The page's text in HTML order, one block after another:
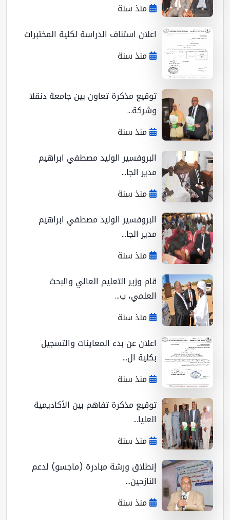
منذ سنة
اعلان استناف الدراسة لكلية المختبرات
منذ سنة
توقيع مذكرة تعاون بين جامعة دنقلا
وشركة...
منذ سنة
البروفسير الوليد مصطفي ابراهيم
مدير الجا...
منذ سنة
البروفسير الوليد مصطفي ابراهيم
مدير الجا...
منذ سنة
قام وزير التعليم العالي والبحث
العلمي، ب...
منذ سنة
اعلان عن بدء المعاينات والتسجيل
بكلية ال...
منذ سنة
توقيع مذكرة تفاهم بين الأكاديمية
العليا...
منذ سنة
إنطلاق ورشة مبادرة (ماجسو) لدعم
النازحين...
منذ سنة